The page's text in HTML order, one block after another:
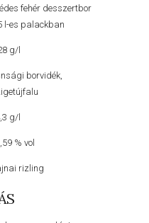
fehér desszertbor
l-es palackban
g/l
borvidék,
g/l
% vol
rizling